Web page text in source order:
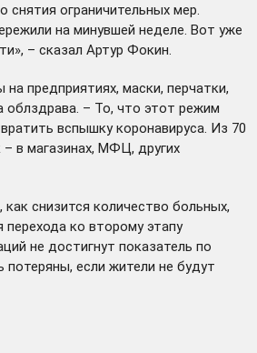
ограничительных мер.
на минувшей неделе. Вот уже
– сказал Артур Фокин.
предприятиях, маски, перчатки,
облздрава. – То, что этот режим
вспышку коронавируса. Из 70
– в магазинах, МФЦ, других
снизится количество больных,
ко второму этапу
не достигнут показатель по
если жители не будут